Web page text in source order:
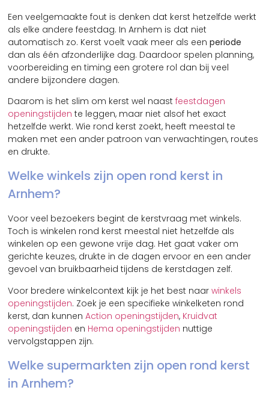
Een veelgemaakte fout is denken dat kerst hetzelfde werkt
als elke andere feestdag. In Arnhem is dat niet
automatisch zo. Kerst voelt vaak meer als eenperiode
dan als één afzonderlijke dag. Daardoor spelen planning,
voorbereiding en timing een grotere rol dan bij veel
andere bijzondere dagen.
Daarom is het slim om kerst wel naastfeestdagen
openingstijden te leggen, maar niet alsof het exact
hetzelfde werkt. Wie rond kerst zoekt, heeft meestal te
maken met een ander patroon van verwachtingen, routes
en drukte.
Welke winkels zijn open rond kerst in
Arnhem?
Voor veel bezoekers begint de kerstvraag met winkels.
Toch is winkelen rond kerst meestal niet hetzelfde als
winkelen op een gewone vrije dag. Het gaat vaker om
gerichte keuzes, drukte in de dagen ervoor en een ander
gevoel van bruikbaarheid tijdens de kerstdagen zelf.
Voor bredere winkelcontext kijk je het best naarwinkels
openingstijden. Zoek je een specifieke winkelketen rond
kerst, dan kunnenAction openingstijden, Kruidvat
openingstijden en Hema openingstijden nuttige
vervolgstappen zijn.
Welke supermarkten zijn open rond kerst
in Arnhem?